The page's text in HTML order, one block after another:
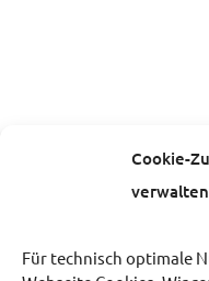
Cookie-
verwalten
Für technisch optimale